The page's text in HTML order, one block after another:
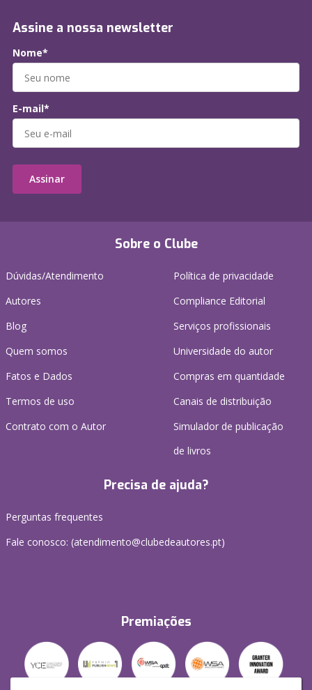
Sobre o Clube
Dúvidas/Atendimento
Autores
Blog
Quem somos
Fatos e Dados
Termos de uso
Contrato com o Autor
Política de privacidade
Compliance Editorial
Serviços profissionais
Universidade do autor
Compras em quantidade
Canais de distribuição
Simulador de publicação
de livros
Precisa de ajuda?
Perguntas frequentes
Fale conosco: (atendimento@clubedeautores.pt)
Premiações
Assine a nossa newsletter
Nome*
E-mail*
Assinar